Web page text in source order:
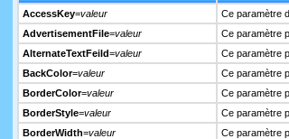
AccessKey=valeur
Ce paramètre
AdvertisementFile=valeur
Ce paramètre
AlternateTextFeild=valeur Ce paramètre
BackColor=valeur
Ce paramètre
BorderColor=valeur
Ce paramètre
BorderStyle=valeur Ce paramètre
BorderWidth=valeur
Ce paramètre